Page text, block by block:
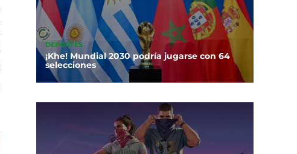
DEPORTES
¡Khe! Mundial 2030 podría jugarse con 64
selecciones